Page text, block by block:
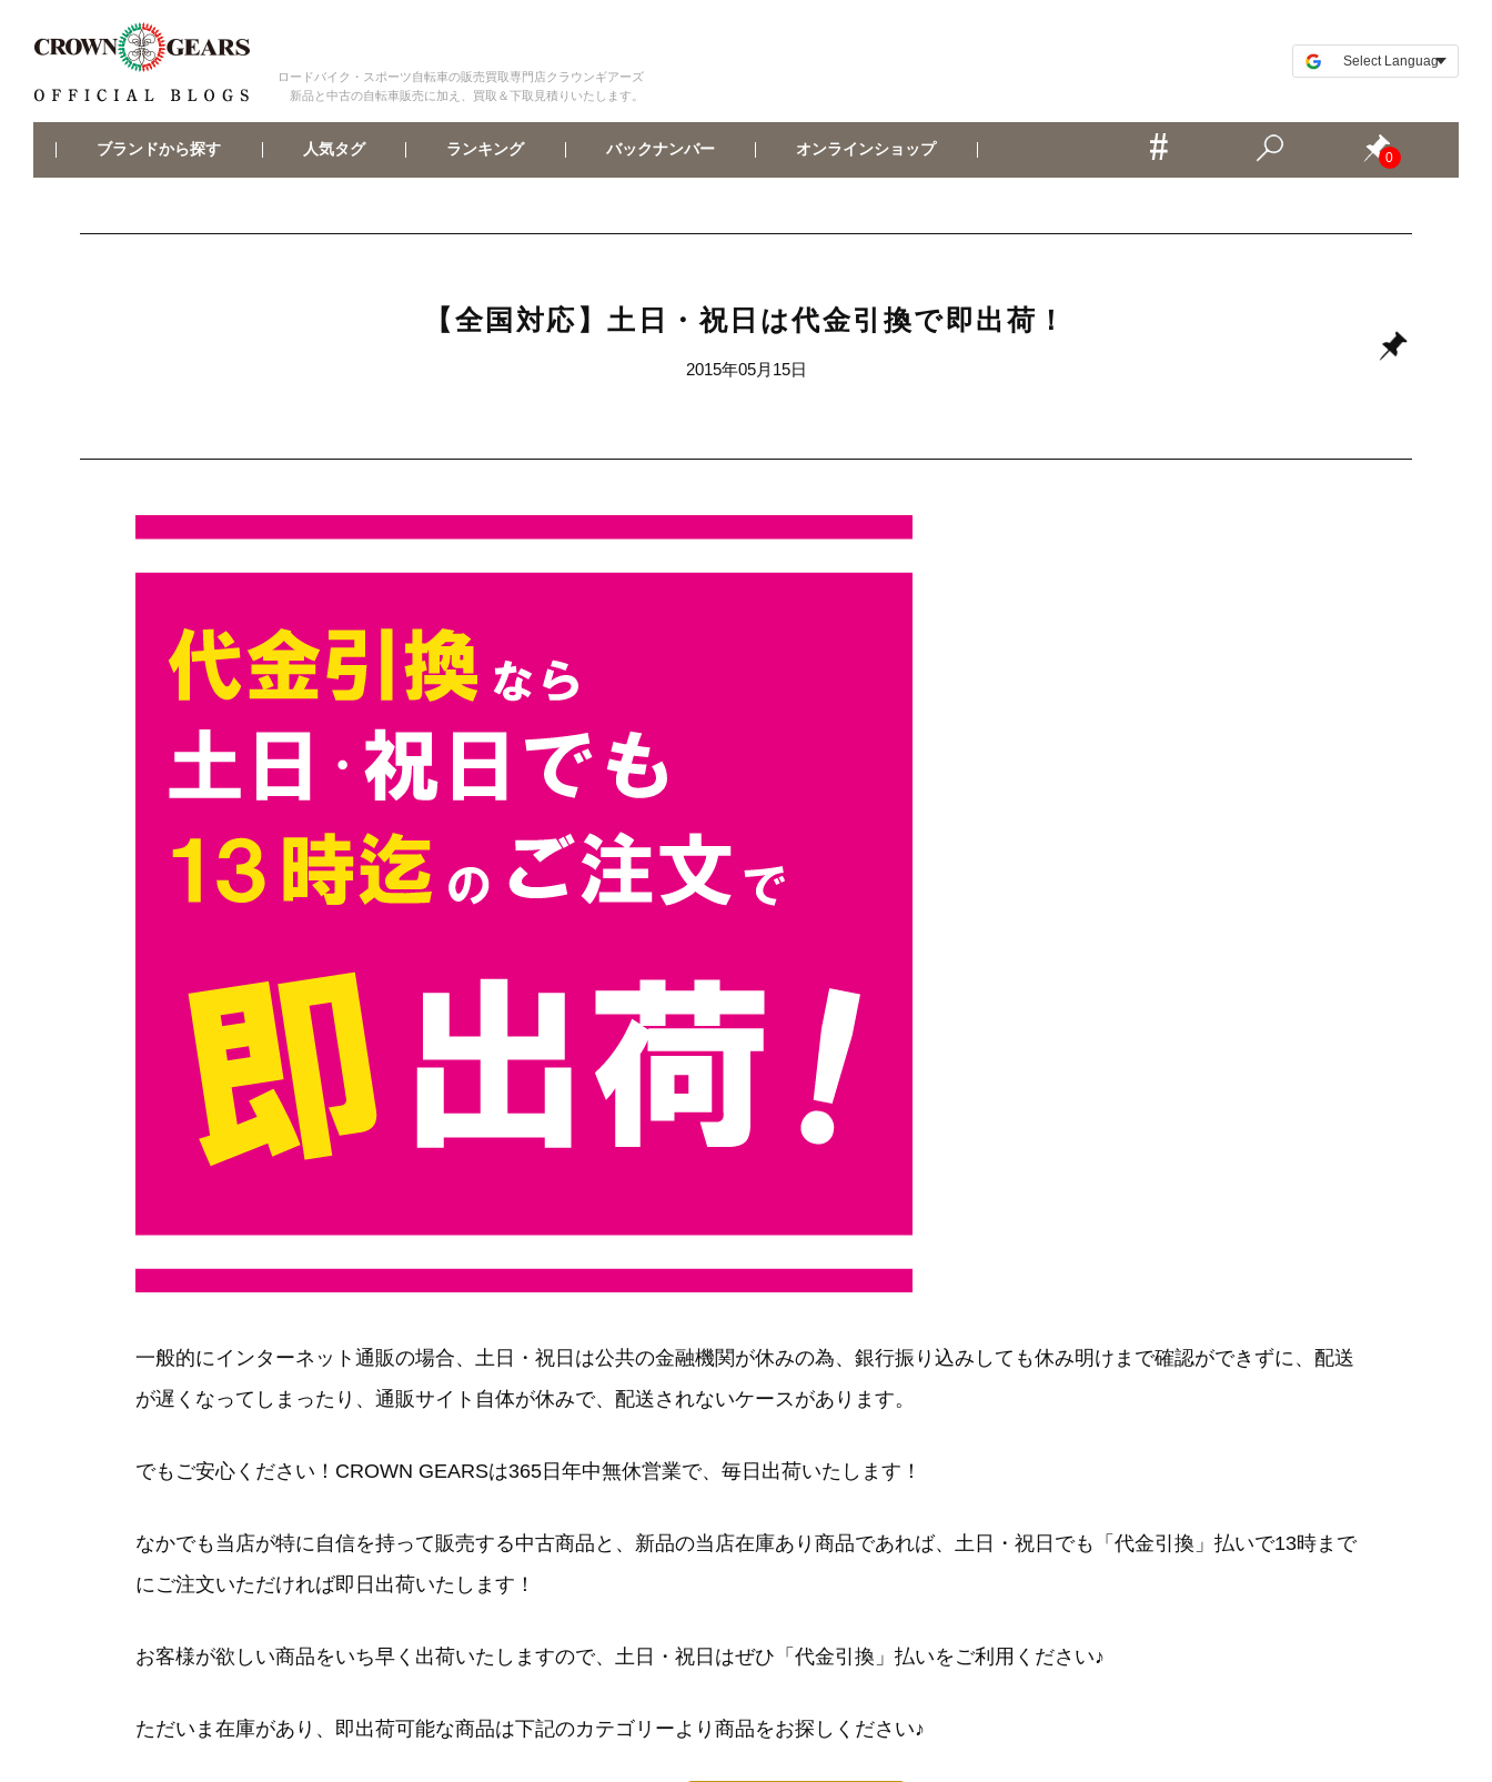
ロードバイク・スポーツ自転車の販売買取専門店クラウンギアーズ
新品と中古の自転車販売に加え、買取＆下取見積りいたします。
ブランドから探す 人気タグ ランキング バックナンバー オンラインショップ 0
【全国対応】土日・祝日は代金引換で即出荷！
2015年05月15日
一般的にインターネット通販の場合、土日・祝日は公共の金融機関が休みの為、銀行振り込みしても休み明けまで確認ができずに、配送
が遅くなってしまったり、通販サイト自体が休みで、配送されないケースがあります。
でもご安心ください！ CROWN GEARSは365日年中無休営業で、毎日出荷いたします！
なかでも当店が特に自信を持って販売する中古商品と、新品の当店在庫あり商品であれば、 土日・祝日でも「代金引換」払いで13時まで
にご注文いただければ即日出荷いたします！
お客様が欲しい商品をいち早く出荷いたしますので、土日・祝日はぜひ「代金引換」払いをご利用ください♪
ただいま在庫があり、即出荷可能な商品は下記のカテゴリーより商品をお探しください♪